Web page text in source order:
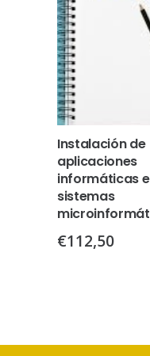
Instalación de
aplicaciones
informáticas
sistemas
€112,50